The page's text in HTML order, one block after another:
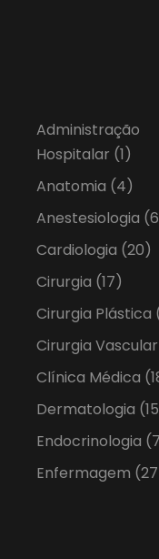
Administração
Hospitalar (1)
Anatomia (4)
Anestesiologia
Cardiologia (20)
Cirurgia (17)
Cirurgia Plástica
Cirurgia Vascular
Clínica Médica
Dermatologia
Endocrinologia
Enfermagem